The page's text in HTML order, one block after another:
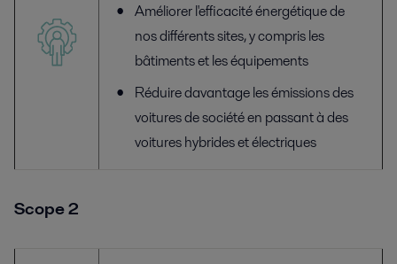
Améliorer l'efficacité énergétique de
nos différents sites, y compris les
bâtiments et les équipements
Réduire davantage les émissions des
voitures de société en passant à des
voitures hybrides et électriques
Scope 2